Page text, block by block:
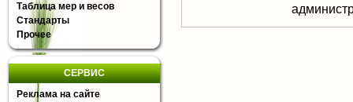
Таблица мер и весов
Стандарты
Прочее
СЕРВИС
Реклама на сайте